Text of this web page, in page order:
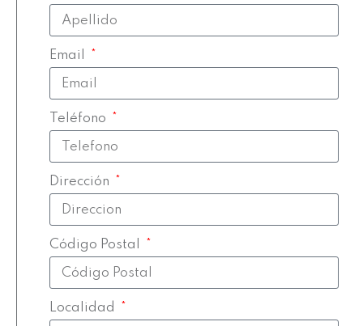
Email
Teléfono
Dirección
Código Postal
Localidad